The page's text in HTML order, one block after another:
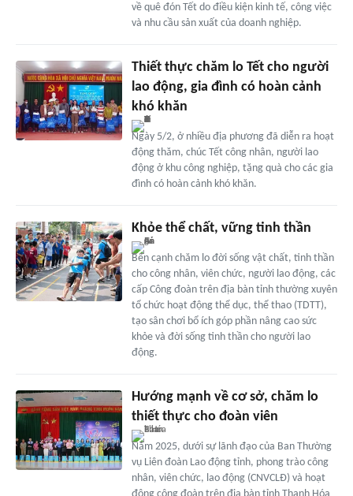
về quê đón Tết do điều kiện kinh tế, công việc
và nhu cầu sản xuất của doanh nghiệp.
Thiết thực chăm lo Tết cho người
lao động, gia đình có hoàn cảnh
khó khăn
Ngày 5/2, ở nhiều địa phương đã diễn ra hoạt
động thăm, chúc Tết công nhân, người lao
động ở khu công nghiệp, tặng quà cho các gia
đình có hoàn cảnh khó khăn.
Khỏe thể chất, vững tinh thần
Bên cạnh chăm lo đời sống vật chất, tinh thần
cho công nhân, viên chức, người lao động, các
cấp Công đoàn trên địa bàn tỉnh thường xuyên
tổ chức hoạt động thể dục, thể thao (TDTT),
tạo sân chơi bổ ích góp phần nâng cao sức
khỏe và đời sống tinh thần cho người lao
động.
Hướng mạnh về cơ sở, chăm lo
thiết thực cho đoàn viên
Năm 2025, dưới sự lãnh đạo của Ban Thường
vụ Liên đoàn Lao động tỉnh, phong trào công
nhân, viên chức, lao động (CNVCLĐ) và hoạt